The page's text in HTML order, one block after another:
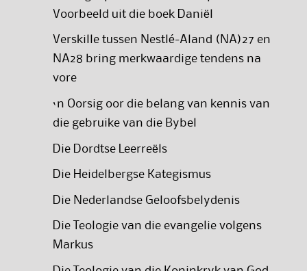
Voorbeeld uit die boek Daniël
Verskille tussen Nestlé-Aland (NA)27 en
NA28 bring merkwaardige tendens na
vore
‘n Oorsig oor die belang van kennis van
die gebruike van die Bybel
Die Dordtse Leerreëls
Die Heidelbergse Kategismus
Die Nederlandse Geloofsbelydenis
Die Teologie van die evangelie volgens
Markus